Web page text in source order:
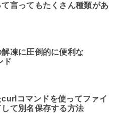
て言ってもたくさん種類があ
凍に圧倒的に便利な
ド
コマンドを使ってファイ
て別名保存する方法